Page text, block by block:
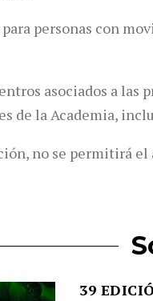
personas con
asociados a las
de la Academia,
no se permitirá el
39